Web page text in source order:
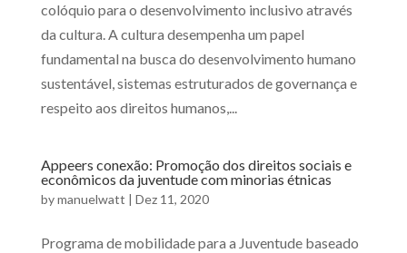
colóquio para o desenvolvimento inclusivo através
da cultura. A cultura desempenha um papel
fundamental na busca do desenvolvimento humano
sustentável, sistemas estruturados de governança e
respeito aos direitos humanos,...
Appeers conexão: Promoção dos direitos sociais e
econômicos da juventude com minorias étnicas
bymanuelwatt | Dez 11, 2020
Programa de mobilidade para a Juventude baseado